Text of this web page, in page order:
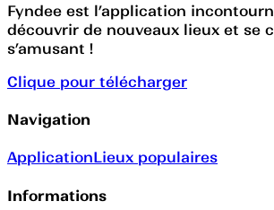
Fyndee est l’application
découvrir de nouveaux lieux et se
s’amusant !
Clique pour télécharger
Navigation
ApplicationLieux populaires
Informations